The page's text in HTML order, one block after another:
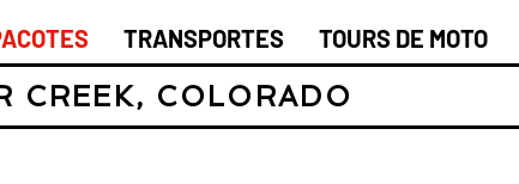
TRANSPORTES TOURS DE MOTO
CREEK, COLORADO